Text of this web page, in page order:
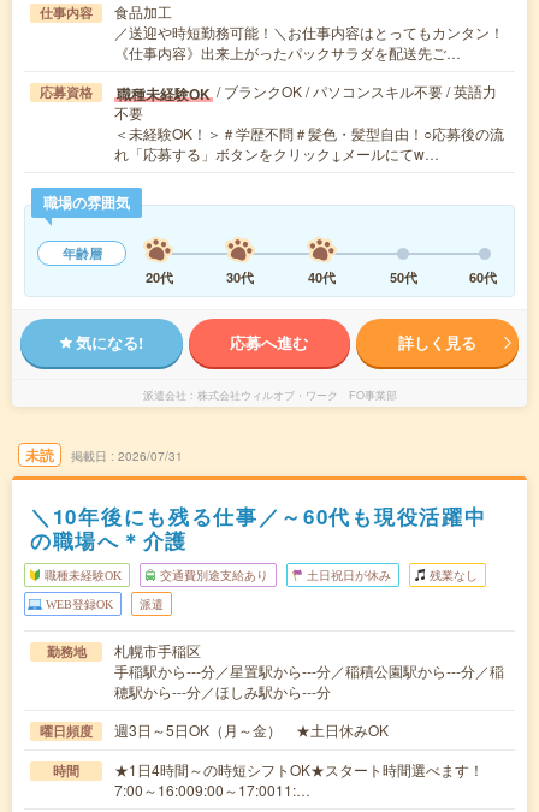
仕事内容
食品加工
／送迎や時短勤務可能！＼お仕事内容はとってもカンタン！
《仕事内容》出来上がったパックサラダを配送先ご…
応募資格 職種未経験OK / ブランクOK / パソコンスキル不要 / 英語力
不要
＜未経験OK！＞＃学歴不問＃髪色・髪型自由！○応募後の流
れ「応募する」ボタンをクリック↓メールにてw…
職場の雰囲気
年齢層
20代
30代 40代 50代 60代
気になる! 応募へ進む 詳しく見る
派遣会社 株式会社ウィルオブ・ワーク FO事業部
未読 掲載日 2026/07/31
＼10年後にも残る仕事／～60代も現役活躍中
の職場へ＊介護
職種未経験OK 交通費別途支給あり 土日祝日が休み 残業なし
WEB登録OK 派遣
勤務地
札幌市手稲区
手稲駅から---分／星置駅から---分／稲積公園駅から---分／稲
穂駅から---分／ほしみ駅から---分
曜日頻度 週3日～5日OK（月～金） ★土日休みOK
時間
★1日4時間～の時短シフトOK★スタート時間選べます！
7:00～16:009:00～17:0011:…